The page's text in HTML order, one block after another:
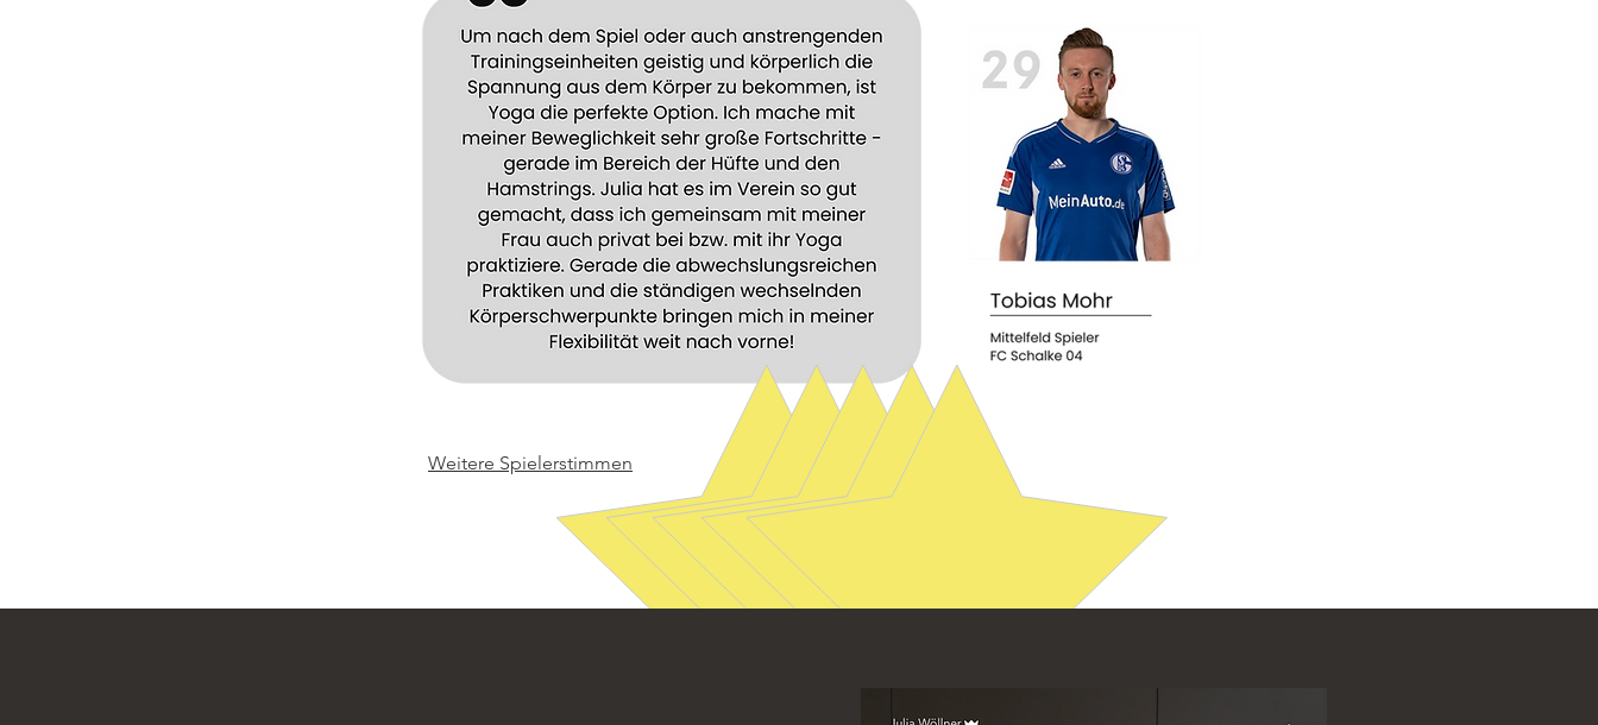
Weitere Spielerstimmen